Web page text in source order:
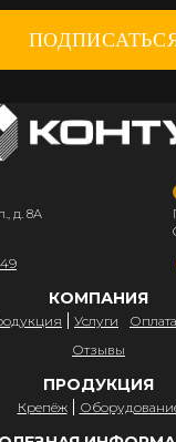
д. 8А
КОМПАНИЯ
Услуги
Отзывы
ПРОДУКЦИЯ
Крепёж